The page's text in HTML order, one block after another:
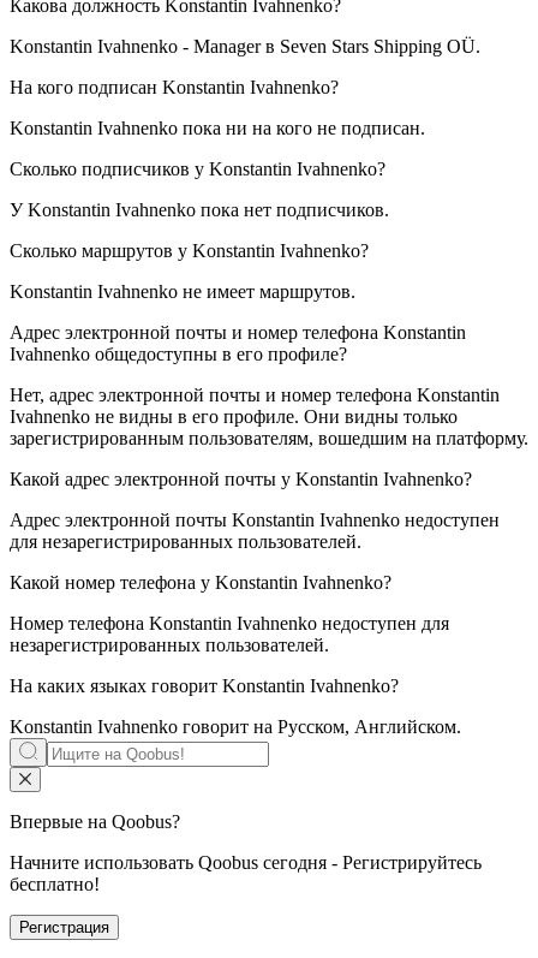
Какова должность Konstantin Ivahnenko?
Konstantin Ivahnenko - Managerв Seven Stars Shipping OÜ.
На кого подписан Konstantin Ivahnenko?
Konstantin Ivahnenko пока ни на кого не подписан.
Сколько подписчиков у Konstantin Ivahnenko?
У Konstantin Ivahnenko пока нет подписчиков.
Сколько маршрутов у Konstantin Ivahnenko?
Konstantin Ivahnenko не имеет маршрутов.
Адрес электронной почты и номер телефона Konstantin
Ivahnenko общедоступны в его профиле?
Нет, адрес электронной почты и номер телефона Konstantin
Ivahnenko не видны в его профиле. Они видны только
зарегистрированным пользователям, вошедшим на платформу.
Какой адрес электронной почты у Konstantin Ivahnenko?
Адрес электронной почты Konstantin Ivahnenko недоступен
для незарегистрированных пользователей.
Какой номер телефона у Konstantin Ivahnenko?
Номер телефона Konstantin Ivahnenko недоступен для
незарегистрированных пользователей.
На каких языках говорит Konstantin Ivahnenko?
Konstantin Ivahnenko говорит на Русском, Английском.
Впервые на Qoobus?
Начните использовать Qoobus сегодня - Регистрируйтесь
бесплатно!
Регистрация